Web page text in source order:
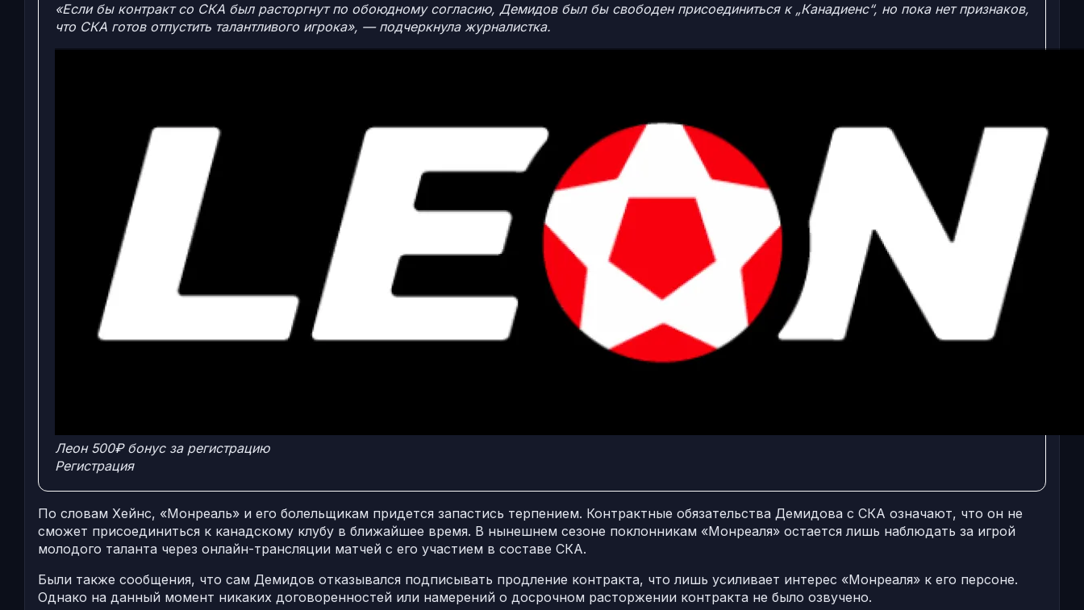
«Если бы контракт со СКА был расторгнут по обоюдному согласию, Демидов был бы свободен присоединиться к „Канадиенс“, но пока нет признаков,
что СКА готов отпустить талантливого игрока», — подчеркнула журналистка.
Леон 500₽ бонус за регистрацию
Регистрация
По словам Хейнс, «Монреаль» и его болельщикам придется запастись терпением. Контрактные обязательства Демидова с СКА означают, что он не
сможет присоединиться к канадскому клубу в ближайшее время. В нынешнем сезоне поклонникам «Монреаля» остается лишь наблюдать за игрой
молодого таланта через онлайн-трансляции матчей с его участием в составе СКА.
Были также сообщения, что сам Демидов отказывался подписывать продление контракта, что лишь усиливает интерес «Монреаля» к его персоне.
Однако на данный момент никаких договоренностей или намерений о досрочном расторжении контракта не было озвучено.